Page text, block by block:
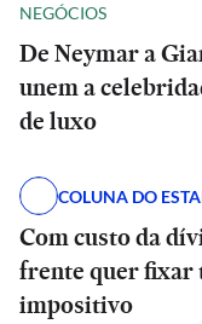
NEGÓCIOS
De Neymar a
unem a
de luxo
COLUNA DO
Com custo da
frente quer fixar
impositivo